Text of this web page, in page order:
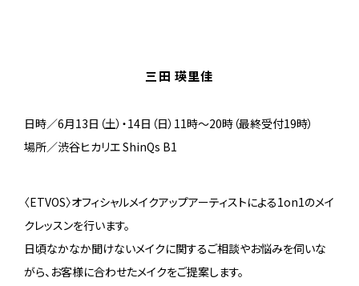
三田 瑛里佳
日時／6月13日（土）・14日（日）11時～20時（最終受付19時）
場所／渋谷ヒカリエ ShinQs B1
〈ETVOS〉オフィシャルメイクアップアーティストによる1on1のメイ
クレッスンを行います。
日頃なかなか聞けないメイクに関するご相談やお悩みを伺いな
がら、お客様に合わせたメイクをご提案します。